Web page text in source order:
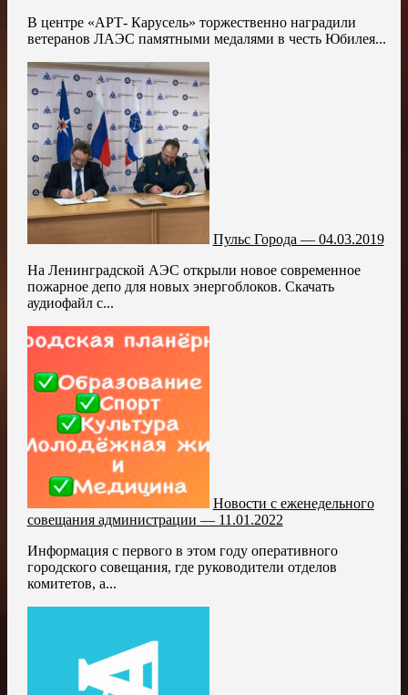
В центре «АРТ- Карусель» торжественно наградили
ветеранов ЛАЭС памятными медалями в честь Юбилея...
Пульс Города — 04.03.2019
На Ленинградской АЭС открыли новое современное
пожарное депо для новых энергоблоков. Скачать
аудиофайл с...
Новости с еженедельного
совещания администрации — 11.01.2022
Информация с первого в этом году оперативного
городского совещания, где руководители отделов
комитетов, а...